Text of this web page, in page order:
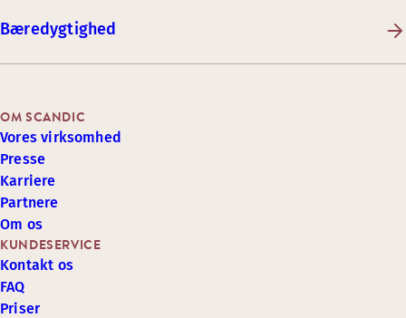
Bæredygtighed
KUNDESERVICE
Kontakt os
FAQ
Priser
OM SCANDIC
Vores virksomhed
Presse
Karriere
Partnere
Om os